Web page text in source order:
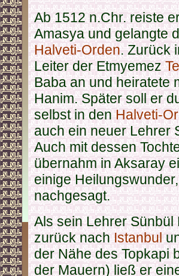
Ab 1512 n.Chr. reiste
Amasya und gelangte
Halveti-Orden. Zurück
Leiter der Etmyemez
Baba an und heiratete
Hanim. Später soll er
selbst in denHalveti-
auch ein neuer Lehrer
Auch mit dessen
übernahm in Aksaray
einige
nachgesagt.
Als sein Lehrer
zurück nachIstanbul
der Nähe des Topkapi
der Mauern) ließ er